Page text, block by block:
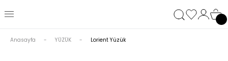
Anasayfa YÜZÜK Lorient Yüzük